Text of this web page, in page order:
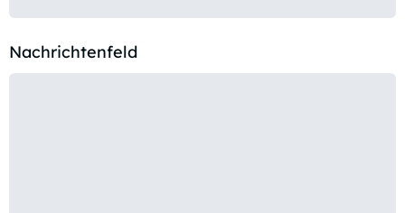
Nachrichtenfeld